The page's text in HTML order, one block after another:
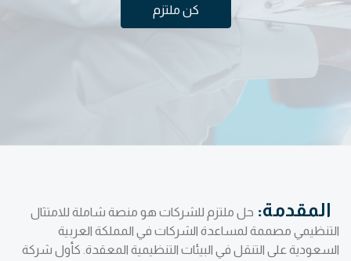
كن ملتزم
المقدمة: حل ملتزم للشركات هو منصة شاملة للامتثال
التنظيمي مصممة لمساعدة الشركات في المملكة العربية
السعودية على التنقل في البيئات التنظيمية المعقدة. كأول شركة